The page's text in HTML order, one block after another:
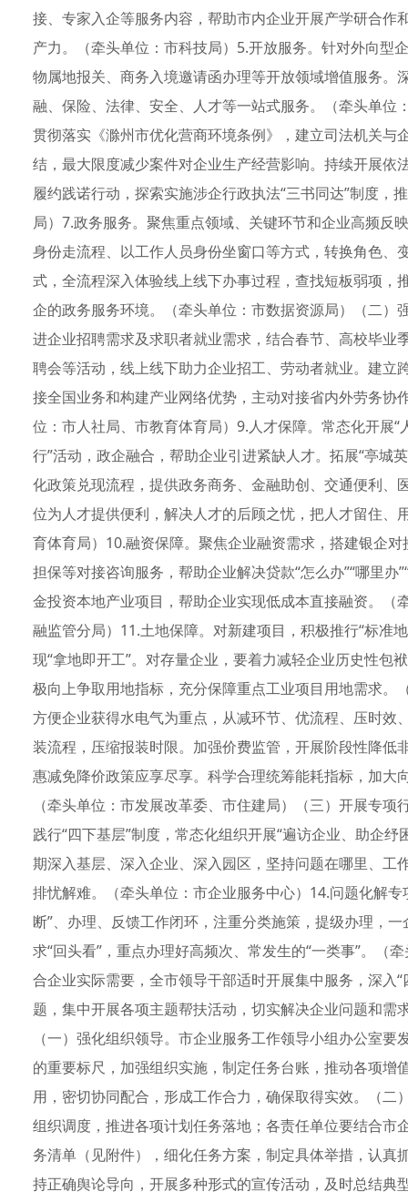
接、专家入企等服务内容，帮助市内企业开展产学研合
产力。（牵头单位：市科技局）5.开放服务。针对外向型
物属地报关、商务入境邀请函办理等开放领域增值服务。
融、保险、法律、安全、人才等一站式服务。（牵头单
贯彻落实《滁州市优化营商环境条例》，建立司法机关
结，最大限度减少案件对企业生产经营影响。持续开展
履约践诺行动，探索实施涉企行政执法“三书同达”制度
局）7.政务服务。聚焦重点领域、关键环节和企业高频反
身份走流程、以工作人员身份坐窗口等方式，转换角色
式，全流程深入体验线上线下办事过程，查找短板弱项
企的政务服务环境。（牵头单位：市数据资源局）（二）
进企业招聘需求及求职者就业需求，结合春节、高校毕
聘会等活动，线上线下助力企业招工、劳动者就业。建
接全国业务和构建产业网络优势，主动对接省内外劳务
位：市人社局、市教育体育局）9.人才保障。常态化开展“
行”活动，政企融合，帮助企业引进紧缺人才。拓展“亭城
化政策兑现流程，提供政务商务、金融助创、交通便利、
位为人才提供便利，解决人才的后顾之忧，把人才留住
育体育局）10.融资保障。聚焦企业融资需求，搭建银企
担保等对接咨询服务，帮助企业解决贷款“怎么办”“哪里
金投资本地产业项目，帮助企业实现低成本直接融资。
融监管分局）11.土地保障。对新建项目，积极推行“标准
现“拿地即开工”。对存量企业，要着力减轻企业历史性包
极向上争取用地指标，充分保障重点工业项目用地需求
方便企业获得水电气为重点，从减环节、优流程、压时
装流程，压缩报装时限。加强价费监管，开展阶段性降
惠减免降价政策应享尽享。科学合理统筹能耗指标，加
（牵头单位：市发展改革委、市住建局）（三）开展专
践行“四下基层”制度，常态化组织开展“遍访企业、助企
期深入基层、深入企业、深入园区，坚持问题在哪里、
排忧解难。（牵头单位：市企业服务中心）14.问题化解
断”、办理、反馈工作闭环，注重分类施策，提级办理，
求“回头看”，重点办理好高频次、常发生的“一类事”。（
合企业实际需要，全市领导干部适时开展集中服务，深入
题，集中开展各项主题帮扶活动，切实解决企业问题和
（一）强化组织领导。市企业服务工作领导小组办公室
的重要标尺，加强组织实施，制定任务台账，推动各项
用，密切协同配合，形成工作合力，确保取得实效。（
组织调度，推进各项计划任务落地；各责任单位要结合
务清单（见附件），细化任务方案，制定具体举措，认
持正确舆论导向，开展多种形式的宣传活动，及时总结